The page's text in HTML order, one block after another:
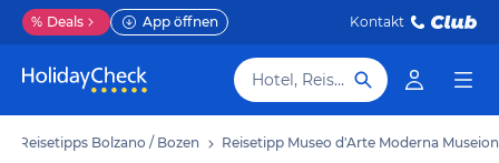
% Deals App öffnen Kontakt
Hotel, Reiseziel
Reisetipps Bolzano / Bozen Reisetipp Museo d'Arte Moderna Museion